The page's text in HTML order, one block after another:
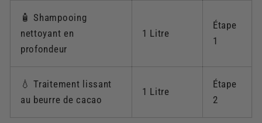
🧴 Shampooing
nettoyant en
profondeur
1 Litre
Étape
1
💧 Traitement lissant
au beurre de cacao
1 Litre
Étape
2